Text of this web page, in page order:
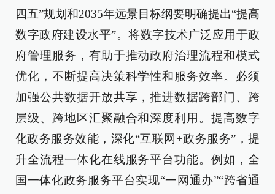
四五”规划和2035年远景目标纲要明确提出“提高
数字政府建设水平”。将数字技术广泛应用于政
府管理服务，有助于推动政府治理流程和模式
优化，不断提高决策科学性和服务效率。必须
加强公共数据开放共享，推进数据跨部门、跨
层级、跨地区汇聚融合和深度利用。提高数字
化政务服务效能，深化“互联网+政务服务”，提
升全流程一体化在线服务平台功能。例如，全
国一体化政务服务平台实现“一网通办”“跨省通